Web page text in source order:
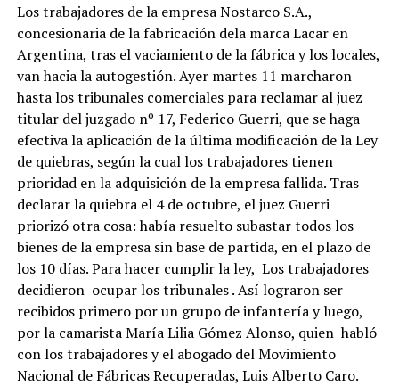
Los trabajadores de la empresa Nostarco S.A.,
concesionaria de la fabricación dela marca Lacar en
Argentina, tras el vaciamiento de la fábrica y los locales,
van hacia la autogestión. Ayer martes 11 marcharon
hasta los tribunales comerciales para reclamar al juez
titular del juzgado nº 17, Federico Guerri, que se haga
efectiva la aplicación de la última modificación de la Ley
de quiebras, según la cual los trabajadores tienen
prioridad en la adquisición de la empresa fallida. Tras
declarar la quiebra el 4 de octubre, el juez Guerri
priorizó otra cosa: había resuelto subastar todos los
bienes de la empresa sin base de partida, en el plazo de
los 10 días. Para hacer cumplir la ley, Los trabajadores
decidieron ocupar los tribunales . Así lograron ser
recibidos primero por un grupo de infantería y luego,
por la camarista María Lilia Gómez Alonso, quien habló
con los trabajadores y el abogado del Movimiento
Nacional de Fábricas Recuperadas, Luis Alberto Caro.